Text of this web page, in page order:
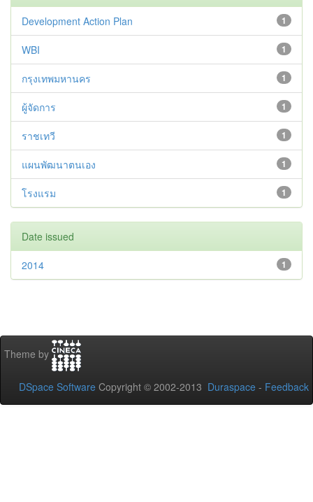
1
Development Action Plan
1
WBI
1
กรุงเทพมหานคร
1
ผู้จัดการ
1
ราชเทวี
1
แผนพัฒนาตนเอง
1
โรงแรม
Date issued
1
2014
Theme by
DSpace Software Copyright © 2002-2013 Duraspace - Feedback